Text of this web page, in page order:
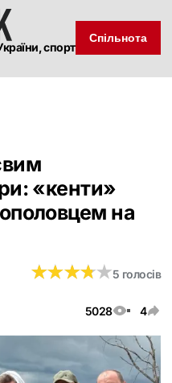
спорт
Спільнота
«кенти»
на
5028 4
★★★★★
★★★★★5 голосів